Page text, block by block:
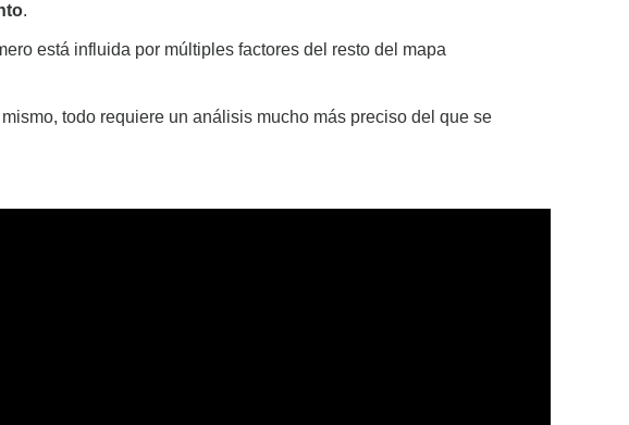
.
está influida por múltiples factores del resto del mapa
todo requiere un análisis mucho más preciso del que se